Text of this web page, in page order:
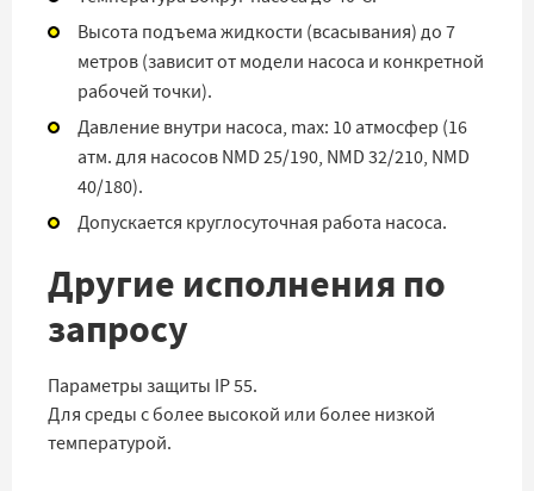
Высота подъема жидкости (всасывания) до 7
метров (зависит от модели насоса и конкретной
рабочей точки).
Давление внутри насоса, max: 10 атмосфер (16
атм. для насосов NMD 25/190, NMD 32/210, NMD
40/180).
Допускается круглосуточная работа насоса.
Другие исполнения по
запросу
Параметры защиты IP 55.
Для среды с более высокой или более низкой
температурой.